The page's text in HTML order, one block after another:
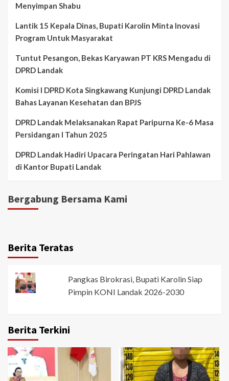
Menyimpan Shabu
Lantik 15 Kepala Dinas, Bupati Karolin Minta Inovasi
Program Untuk Masyarakat
Tuntut Pesangon, Bekas Karyawan PT KRS Mengadu di
DPRD Landak
Komisi I DPRD Kota Singkawang Kunjungi DPRD Landak
Bahas Layanan Kesehatan dan BPJS
DPRD Landak Melaksanakan Rapat Paripurna Ke-6 Masa
Persidangan I Tahun 2025
DPRD Landak Hadiri Upacara Peringatan Hari Pahlawan
di Kantor Bupati Landak
Bergabung Bersama Kami
Berita Teratas
Pangkas Birokrasi, Bupati Karolin Siap
Pimpin KONI Landak 2026-2030
Berita Terkini